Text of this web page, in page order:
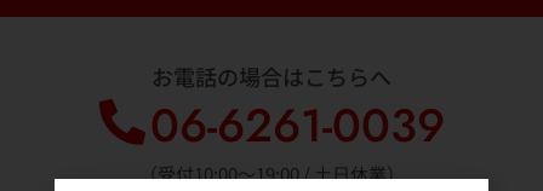
お電話の場合はこちらへ
06-6261-0039
（受付10:00〜19:00 / 土日休業）